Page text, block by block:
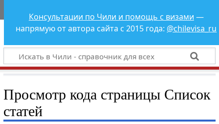
Чили - справочник
для всех
Консультации по Чили и помощь с визами —
напрямую от автора сайта с 2015 года: @chilevisa_ru
Просмотр кода страницы Список
статей